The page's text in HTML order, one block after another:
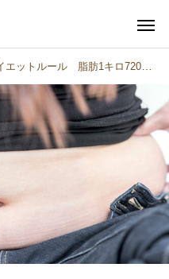
多彩なオプ
子供も一緒
健康と食事
プロテインを飲めば筋
つく？実は多くの人が
エットルール 脂肪1キロ7200kcal